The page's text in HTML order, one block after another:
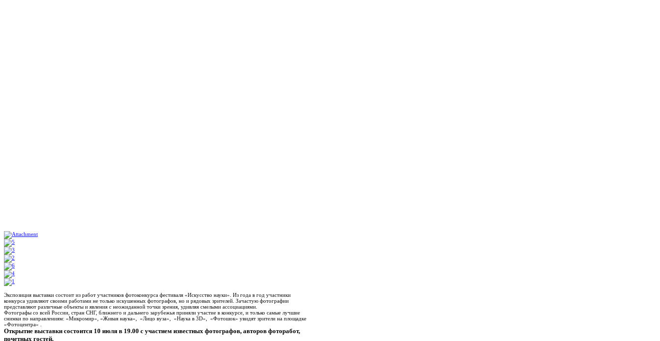
Экспозиция выставки состоит из работ участников фотоконкурса фестиваля «Искусство науки». Из года в год участники
конкурса удивляют своими работами не только искушенных фотографов, но и рядовых зрителей. Зачастую фотографии
представляют различные объекты и явления с неожиданной точки зрения, удивляя смелыми ассоциациями.
Фотографы со всей России, стран СНГ, ближнего и дальнего зарубежья приняли участие в конкурсе, и только самые лучшие
снимки по направлениям: «Микромир», «Живая наука», «Лицо вуза», «Наука в 3D», «Фотошок» увидят зрители на площадке
«Фотоцентра» .
Открытие выставки состоится 10 июля в 19.00 с участием известных фотографов, авторов фоторабот,
почетных гостей.